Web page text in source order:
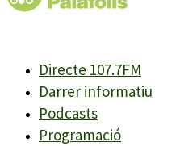
Directe 107.7FM
Darrer informatiu
Podcasts
Programació